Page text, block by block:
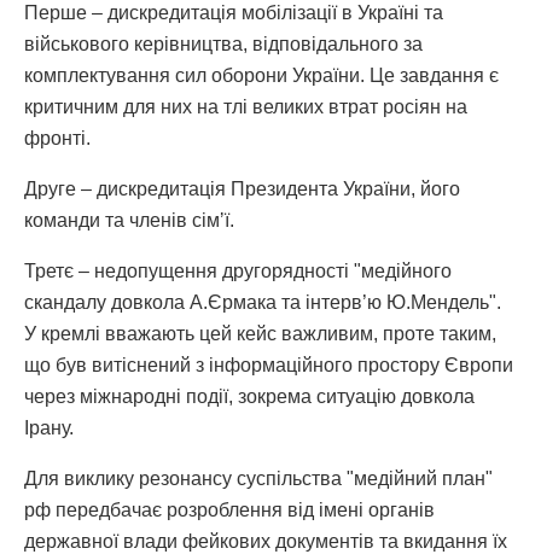
Перше – дискредитація мобілізації в Україні та
військового керівництва, відповідального за
комплектування сил оборони України. Це завдання є
критичним для них на тлі великих втрат росіян на
фронті.
Друге – дискредитація Президента України, його
команди та членів сімʼї.
Третє – недопущення другорядності "медійного
скандалу довкола А.Єрмака та інтерв’ю Ю.Мендель".
У кремлі вважають цей кейс важливим, проте таким,
що був витіснений з інформаційного простору Європи
через міжнародні події, зокрема ситуацію довкола
Ірану.
Для виклику резонансу суспільства "медійний план"
рф передбачає розроблення від імені органів
державної влади фейкових документів та вкидання їх